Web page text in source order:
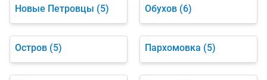
Новые Петровцы (5) Обухов (6)
Остров (5) Пархомовка (5)